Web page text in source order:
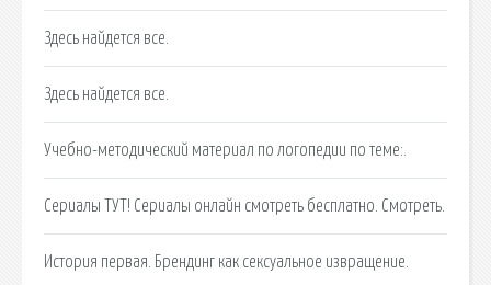
Здесь найдется все.
Здесь найдется все.
Учебно-методический материал по логопедии по теме:.
Сериалы ТУТ! Сериалы онлайн смотреть бесплатно. Смотреть.
История первая. Брендинг как сексуальное извращение.